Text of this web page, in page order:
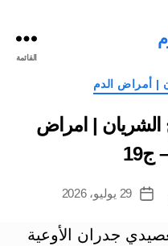
القائمة
| أمراض الدم
الشريان | امراض
ج19
تاريخ
29 يوليو، 2026
جدران الأوعية